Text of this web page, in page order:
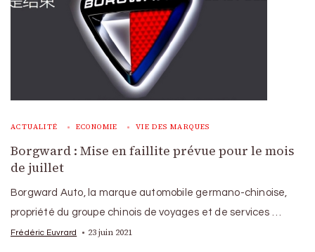
ACTUALITÉ ECONOMIE VIE DES MARQUES
Borgward : Mise en faillite prévue pour le mois
de juillet
Borgward Auto, la marque automobile germano-chinoise,
propriété du groupe chinois de voyages et de services …
Frédéric Euvrard 23 juin 2021